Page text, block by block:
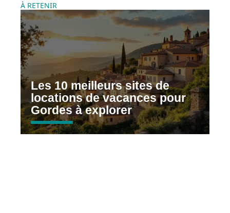
À RETENIR
Les 10 meilleurs sites de
locations de vacances pour
Gordes à explorer